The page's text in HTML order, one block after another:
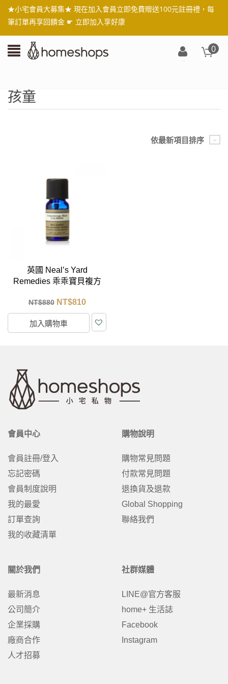
★小宅會員大募集★ 現在加入會員立即免費贈送100元註冊禮，每
筆訂單再享回饋金 ☛ 立即加入享好康
0
孩童
依最新項目排序
英國 Neal’s Yard
Remedies 乖乖寶貝複方
NT$880 NT$810
加入購物車
會員中心
會員註冊/登入
忘記密碼
會員制度說明
我的最愛
訂單查詢
我的收藏清單
購物說明
購物常見問題
付款常見問題
退換貨及退款
Global Shopping
聯絡我們
關於我們
最新消息
公司簡介
企業採購
廠商合作
人才招募
社群媒體
LINE@官方客服
home+ 生活誌
Facebook
Instagram